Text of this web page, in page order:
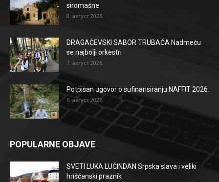
siromašne
8. август 2026.
DRAGAČEVSKI SABOR TRUBAČA Nadmeću
se najbolji orkestri
7. август 2026.
Potpisan ugovor o sufinansiranju NAFFIT 2026.
6. август 2026.
POPULARNE OBJAVE
SVETI LUKA LUČINDAN Srpska slava i veliki
hrišćanski praznik